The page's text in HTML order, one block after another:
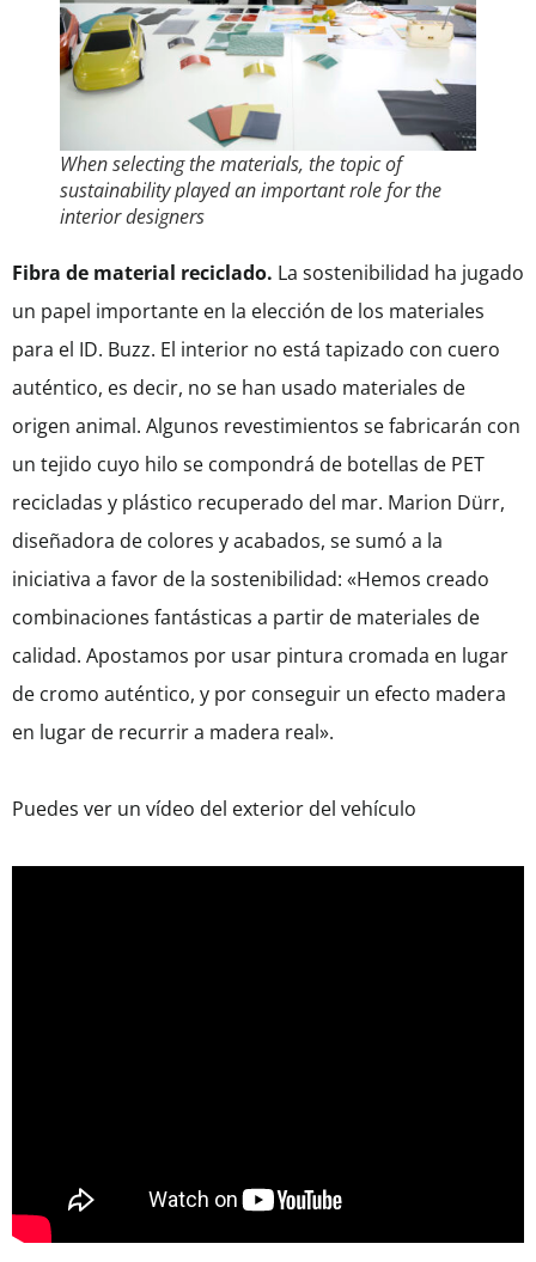
When selecting the materials, the topic of
sustainability played an important role for the
interior designers
Fibra de material reciclado. La sostenibilidad ha jugado
un papel importante en la elección de los materiales
para el ID. Buzz. El interior no está tapizado con cuero
auténtico, es decir, no se han usado materiales de
origen animal. Algunos revestimientos se fabricarán con
un tejido cuyo hilo se compondrá de botellas de PET
recicladas y plástico recuperado del mar. Marion Dürr,
diseñadora de colores y acabados, se sumó a la
iniciativa a favor de la sostenibilidad: «Hemos creado
combinaciones fantásticas a partir de materiales de
calidad. Apostamos por usar pintura cromada en lugar
de cromo auténtico, y por conseguir un efecto madera
en lugar de recurrir a madera real».
Puedes ver un vídeo del exterior del vehículo